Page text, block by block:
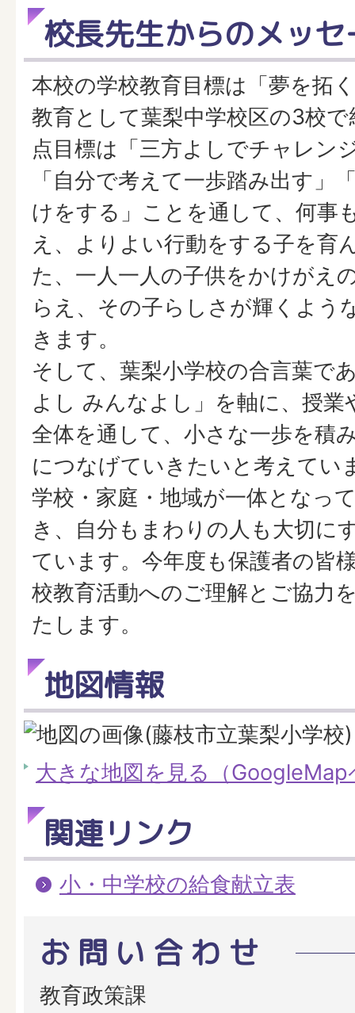
校長先生からのメッセ
本校の学校教育目標は「夢を拓
教育として葉梨中学校区の3校
点目標は「三方よしでチャレン
「自分で考えて一歩踏み出す」
けをする」ことを通して、何事
え、よりよい行動をする子を育
た、一人一人の子供をかけがえ
らえ、その子らしさが輝くよう
きます。
そして、葉梨小学校の合言葉で
よし みんなよし」を軸に、授業
全体を通して、小さな一歩を積
につなげていきたいと考えてい
学校・家庭・地域が一体となっ
き、自分もまわりの人も大切に
ています。今年度も保護者の皆
校教育活動へのご理解とご協力
たします。
地図情報
大きな地図を見る（GoogleMap
関連リンク
小・中学校の給食献立表
お問い合わせ
教育政策課